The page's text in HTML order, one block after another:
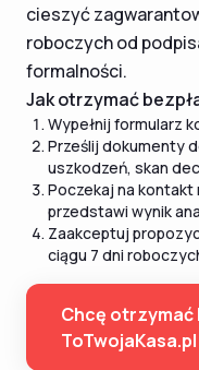
cieszyć
roboczych od
formalności.
Jak otrzymać
Wypełnij formularz
Prześlij dokumenty
uszkodzeń, skan
Poczekaj na
przedstawi wynik
Zaakceptuj
ciągu 7 dni
Chcę otrzymać
ToTwojaKasa.pl